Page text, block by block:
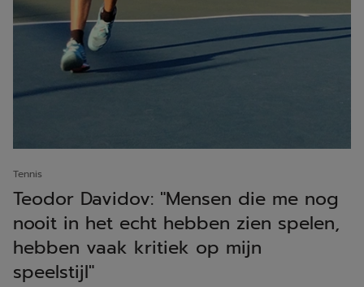
Tennis
Teodor Davidov: "Mensen die me nog
nooit in het echt hebben zien spelen,
hebben vaak kritiek op mijn
speelstijl"